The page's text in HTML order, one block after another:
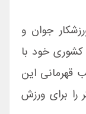
جوان و
خود با
قهرمانی این
را برای ورزش